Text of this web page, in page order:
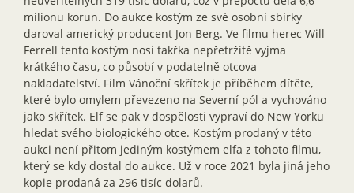
milionu korun. Do aukce kostým ze své osobní sbírky
daroval americký producent Jon Berg. Ve filmu herec Will
Ferrell tento kostým nosí takřka nepřetržitě vyjma
krátkého času, co působí v podatelně otcova
nakladatelství. Film Vánoční skřítek je příběhem dítěte,
které bylo omylem převezeno na Severní pól a vychováno
jako skřítek. Elf se pak v dospělosti vypraví do New Yorku
hledat svého biologického otce. Kostým prodaný v této
aukci není přitom jediným kostýmem elfa z tohoto filmu,
který se kdy dostal do aukce. Už v roce 2021 byla jiná jeho
kopie prodaná za 296 tisíc dolarů.